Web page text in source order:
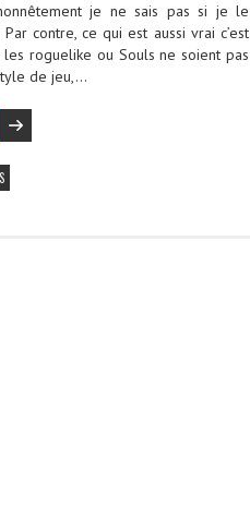
je ne sais pas si je le
contre, ce qui est aussi vrai c’est
roguelike ou Souls ne soient pas
de jeu,…